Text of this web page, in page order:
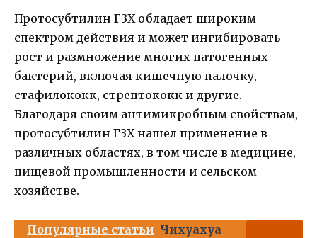
Протосубтилин Г3Х обладает широким
спектром действия и может ингибировать
рост и размножение многих патогенных
бактерий, включая кишечную палочку,
стафилококк, стрептококк и другие.
Благодаря своим антимикробным свойствам,
протосубтилин Г3Х нашел применение в
различных областях, в том числе в медицине,
пищевой промышленности и сельском
хозяйстве.
Популярные статьи Чихуахуа